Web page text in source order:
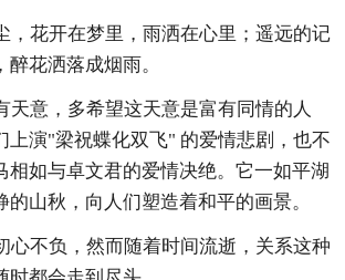
，花开在梦里，雨洒在心里；遥远的记
花洒落成烟雨。
天意，多希望这天意是富有同情的人
上演"梁祝蝶化双飞" 的爱情悲剧，也不
相如与卓文君的爱情决绝。它一如平湖
山秋，向人们塑造着和平的画景。
心不负，然而随着时间流逝，关系这种